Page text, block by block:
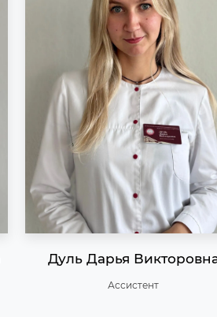
Дуль Дарья
Ассистент